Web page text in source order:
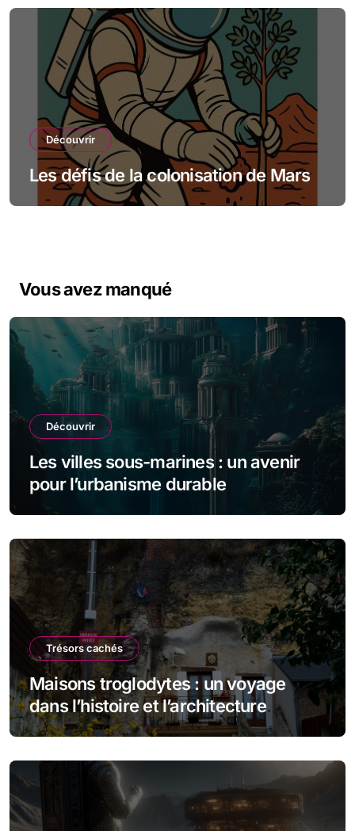
Découvrir
Les défis de la colonisation de Mars
Vous avez manqué
Découvrir
Les villes sous-marines : un avenir
pour l’urbanisme durable
Trésors cachés
Maisons troglodytes : un voyage
dans l’histoire et l’architecture
souterraine